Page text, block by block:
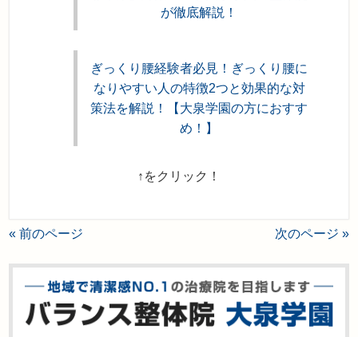
が徹底解説！
ぎっくり腰経験者必見！ぎっくり腰に
なりやすい人の特徴2つと効果的な対
策法を解説！【大泉学園の方におすす
め！】
↑をクリック！
« 前のページ 次のページ »